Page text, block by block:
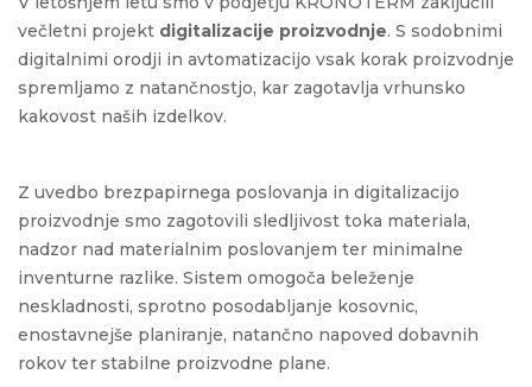
večletni projekt digitalizacije proizvodnje. S sodobnimi
digitalnimi orodji in avtomatizacijo vsak korak proizvodnje
spremljamo z natančnostjo, kar zagotavlja vrhunsko
kakovost naših izdelkov.
Z uvedbo brezpapirnega poslovanja in digitalizacijo
proizvodnje smo zagotovili sledljivost toka materiala,
nadzor nad materialnim poslovanjem ter minimalne
inventurne razlike. Sistem omogoča beleženje
neskladnosti, sprotno posodabljanje kosovnic,
enostavnejše planiranje, natančno napoved dobavnih
rokov ter stabilne proizvodne plane.